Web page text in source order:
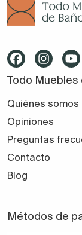
Todo Muebles
Quiénes somos
Opiniones
Preguntas
Contacto
Blog
Métodos de